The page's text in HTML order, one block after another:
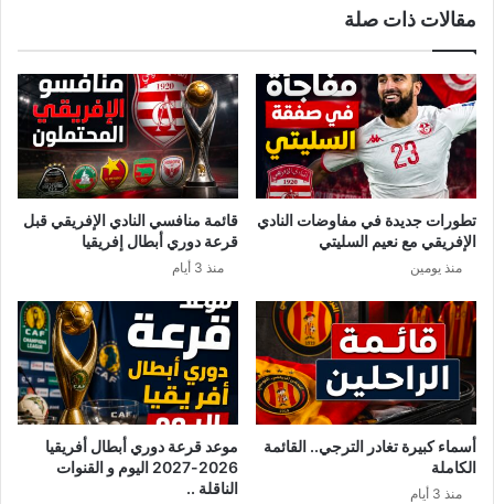
ع
و
ف
ي
ا
ت
ك
و
ر
ا
إ
ى
1
2
ص
ة
م
ؤ
ك
د
ب
ك
ر
و
ف
ي
ت
و
مقالات ذات صلة
تطورات جديدة في مفاوضات النادي
الإفريقي مع نعيم السليتي
منذ يومين
قائمة منافسي النادي الإفريقي قبل
قرعة دوري أبطال إفريقيا
منذ 3 أيام
أسماء كبيرة تغادر الترجي.. القائمة
الكاملة
منذ 3 أيام
موعد قرعة دوري أبطال أفريقيا
2026-2027 اليوم و القنوات
الناقلة ..